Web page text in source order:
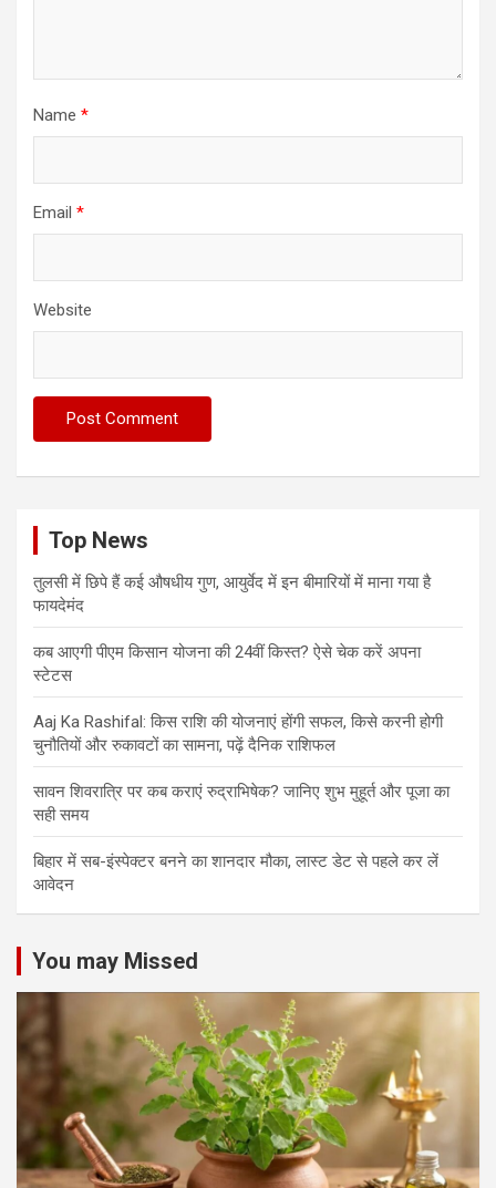
Name *
Email *
Website
Top News
तुलसी में छिपे हैं कई औषधीय गुण, आयुर्वेद में इन बीमारियों में माना गया है
फायदेमंद
कब आएगी पीएम किसान योजना की 24वीं किस्त? ऐसे चेक करें अपना
स्टेटस
Aaj Ka Rashifal: किस राशि की योजनाएं होंगी सफल, किसे करनी होगी
चुनौतियों और रुकावटों का सामना, पढ़ें दैनिक राशिफल
सावन शिवरात्रि पर कब कराएं रुद्राभिषेक? जानिए शुभ मुहूर्त और पूजा का
सही समय
बिहार में सब-इंस्पेक्टर बनने का शानदार मौका, लास्ट डेट से पहले कर लें
आवेदन
You may Missed